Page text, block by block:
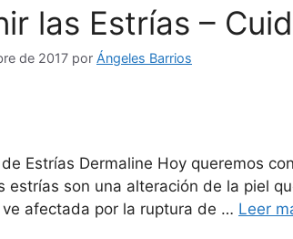
las Estrías –
de 2017 por Ángeles Barrios
Estrías Dermaline Hoy queremos
estrías son una alteración de la piel
afectada por la ruptura de … Leer